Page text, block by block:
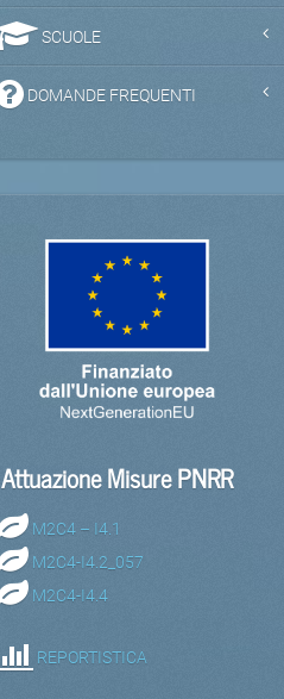
SCUOLE
DOMANDE FREQUENTI
Attuazione Misure PNRR
M2C4 – I4.1
M2C4-I4.2_057
M2C4-I4.4
REPORTISTICA